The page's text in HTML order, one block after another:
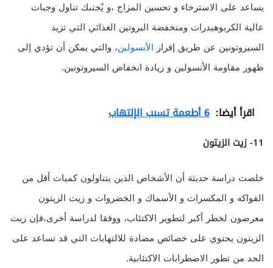
يساعد على الاسترخاء و تحسين المزاج ،و يُجنبك تناول وجبات
عالية الكربوهيدرات ومنخفضة البروتين الغذائي التي تزيد
السيروتونين عن طريق إفرازالأنسولين، والتي يمكن أن تؤدي إلى
ظهور مقاومة الأنسولين و زيادة انخفاض السيروتونين.
اقرأ أيضا: 6 أطعمة تسبب الإلتهاب
11- زيت الزيتون
خلصت دراسة حديثة أن الأشخاص الذين يتناولون كميات أقل من
الفواكه و المكسرات و الأسماك و الخضروات و زيت الزيتون
معرضون لخطر أكبر لتطوير الاكتئاب، ووفقا لدراسة أخرى،فإن زيت
الزيتون يحتوي على خصائص مضادة للالتهابات التي قد تساعد على
الحد من تطور الاضطرابات الاكتئابية.